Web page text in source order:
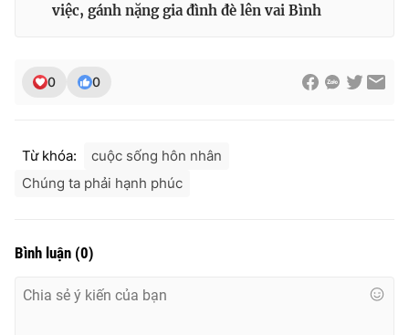
việc, gánh nặng gia đình đè lên vai Bình
0 0
Từ khóa:
cuộc sống hôn nhân
Chúng ta phải hạnh phúc
Bình luận (0)